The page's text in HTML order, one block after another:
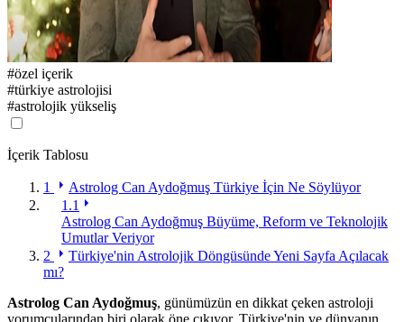
#özel içerik
#türkiye astrolojisi
#astrolojik yükseliş
İçerik Tablosu
1
Astrolog Can Aydoğmuş Türkiye İçin Ne Söylüyor
1.1
Astrolog Can Aydoğmuş Büyüme, Reform ve Teknolojik
Umutlar Veriyor
2
Türkiye'nin Astrolojik Döngüsünde Yeni Sayfa Açılacak
mı?
Astrolog Can Aydoğmuş, günümüzün en dikkat çeken astroloji